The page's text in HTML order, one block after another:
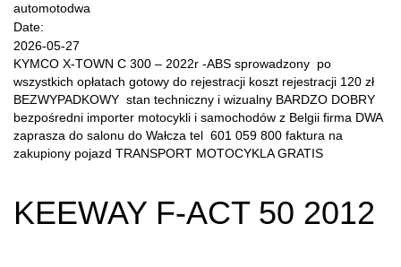
automotodwa
Date:
2026-05-27
KYMCO X-TOWN C 300 – 2022r -ABS sprowadzony po
wszystkich opłatach gotowy do rejestracji koszt rejestracji 120 zł
BEZWYPADKOWY stan techniczny i wizualny BARDZO DOBRY
bezpośredni importer motocykli i samochodów z Belgii firma DWA
zaprasza do salonu do Wałcza tel 601 059 800 faktura na
zakupiony pojazd TRANSPORT MOTOCYKLA GRATIS
KEEWAY F-ACT 50 2012